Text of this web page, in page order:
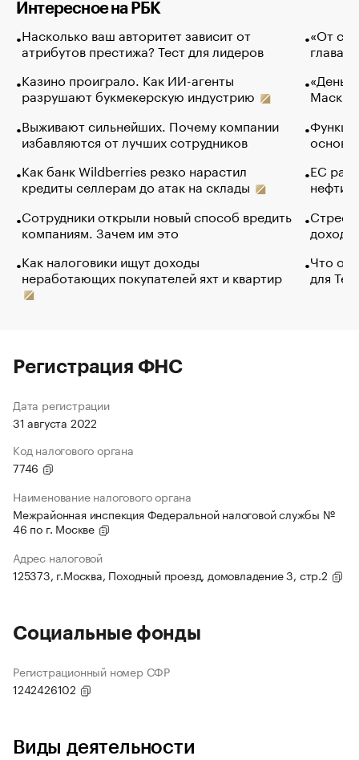
Интересное на РБК
Насколько ваш авторитет зависит от
атрибутов престижа? Тест для лидеров
Казино проиграло. Как ИИ-агенты
разрушают букмекерскую индустрию
Выживают сильнейших. Почему компании
избавляются от лучших сотрудников
Как банк Wildberries резко нарастил
кредиты селлерам до атак на склады
Сотрудники открыли новый способ вредить
компаниям. Зачем им это
Как налоговики ищут доходы
неработающих покупателей яхт и квартир
«От
глава
Маск в
основ
ЕС
нефти
Что
для
Регистрация ФНС
Дата регистрации
31 августа 2022
Код налогового органа
7746
Наименование налогового органа
Межрайонная инспекция Федеральной налоговой службы №
46 по г. Москве
Адрес налоговой
125373, г.Москва, Походный проезд, домовладение 3, стр.2
Социальные фонды
Регистрационный номер СФР
1242426102
Виды деятельности